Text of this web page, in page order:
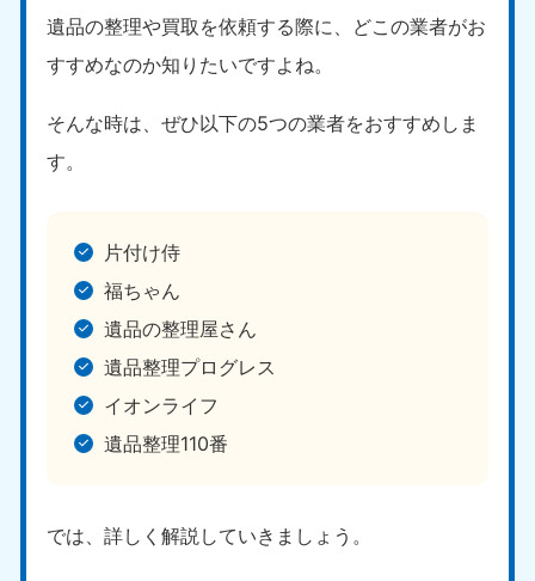
遺品の整理や買取を依頼する際に、どこの業者がお
すすめなのか知りたいですよね。
そんな時は、ぜひ以下の5つの業者をおすすめしま
す。
片付け侍
福ちゃん
遺品の整理屋さん
遺品整理プログレス
イオンライフ
遺品整理110番
では、詳しく解説していきましょう。
福島県
050-1881-5271
関東
9:00〜19:00 年中無休
千葉県
050-1881-5268
9:00〜19:00 年中無休
栃木県
050-1881-5270
9:00〜19:00 年中無休
050-1881-5267
9:00〜19:00 年中無休